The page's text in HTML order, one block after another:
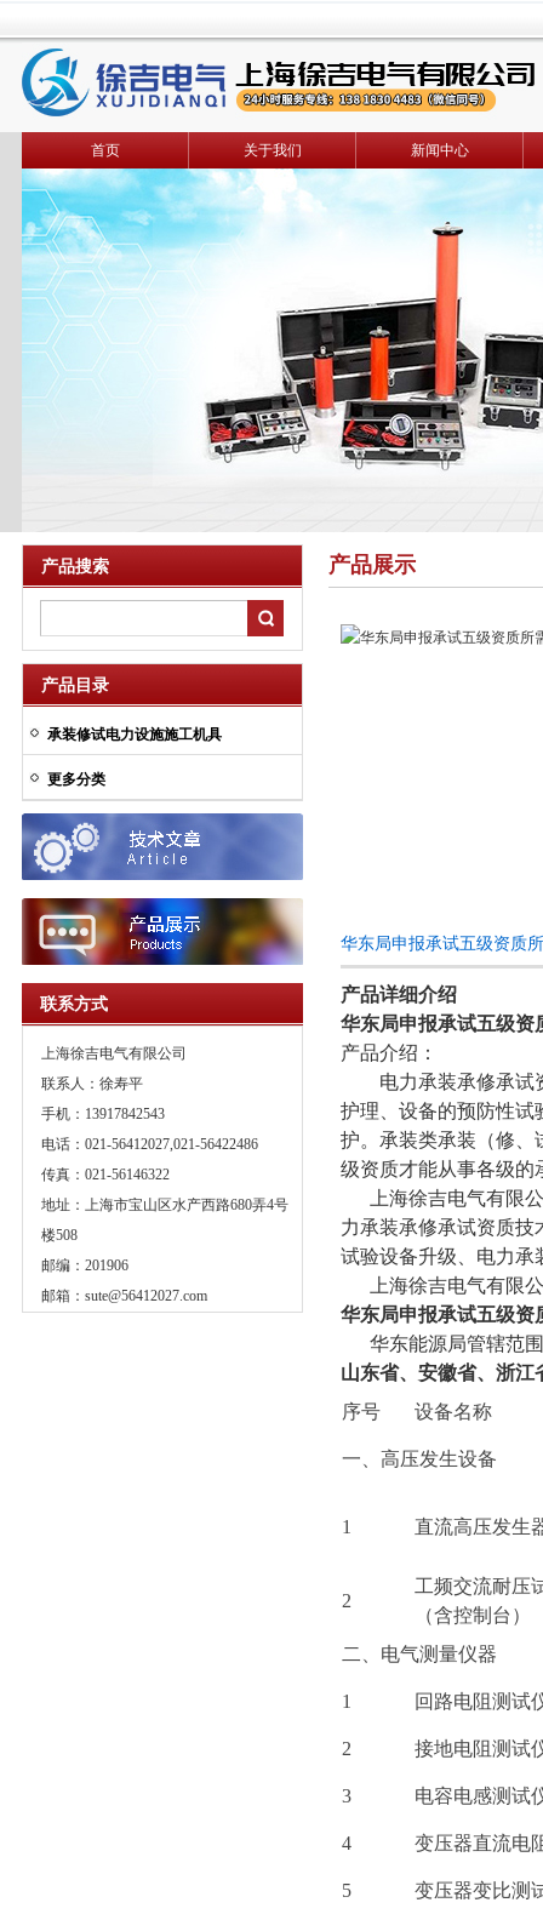
首页 关于我们 新闻中心
产品搜索
产品目录
承装修试电力设施施工机具
更多分类
联系方式
上海徐吉电气有限公司
联系人：徐寿平
手机：13917842543
电话：021-56412027,021-56422486
传真：021-56146322
地址：上海市宝山区水产西路680弄4号
楼508
邮编：201906
邮箱： sute@56412027.com
产品展示
华东局申报承试五级资质
产品详细介绍
华东局申报承试五级资
产品介绍：
电力承装承修承试资
护理、设备的预防性试
护。承装类承装（修、
级资质才能从事各级的
上海徐吉电气有限公
力承装承修承试资质
试验设备升级、电力承
上海徐吉电气有限公
华东局申报承试五级资
华东能源局管辖范
山东省、安徽省、浙江
序号
设备名称
一、高压发生设备
1 直流高压发生
2
工频交流耐压
（含控制台）
二、电气测量仪器
1 回路电阻测试
2 接地电阻测试
3 电容电感测试
4 变压器直流电
5 变压器变比测